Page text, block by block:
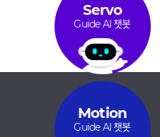
Servo
Guide AI 챗봇
Motion
Guide AI 챗봇